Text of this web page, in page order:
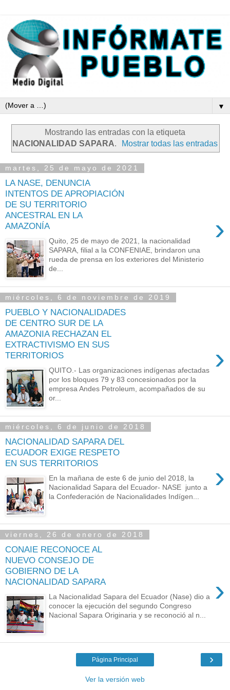
▼
Mostrando las entradas con la etiqueta
NACIONALIDAD SAPARA. Mostrar todas las entradas
martes, 25 de mayo de 2021
LA NASE, DENUNCIA
INTENTOS DE APROPIACIÓN
DE SU TERRITORIO
ANCESTRAL EN LA
AMAZONÍA
›
Quito, 25 de mayo de 2021, la nacionalidad
SAPARA, filial a la CONFENIAE, brindaron una
rueda de prensa en los exteriores del Ministerio
de...
miércoles, 6 de noviembre de 2019
PUEBLO Y NACIONALIDADES
DE CENTRO SUR DE LA
AMAZONIA RECHAZAN EL
EXTRACTIVISMO EN SUS
TERRITORIOS
›
QUITO.- Las organizaciones indígenas afectadas
por los bloques 79 y 83 concesionados por la
empresa Andes Petroleum, acompañados de su
or...
miércoles, 6 de junio de 2018
NACIONALIDAD SAPARA DEL
ECUADOR EXIGE RESPETO
EN SUS TERRITORIOS
›
En la mañana de este 6 de junio del 2018, la
Nacionalidad Sapara del Ecuador- NASE junto a
la Confederación de Nacionalidades Indígen...
viernes, 26 de enero de 2018
CONAIE RECONOCE AL
NUEVO CONSEJO DE
GOBIERNO DE LA
NACIONALIDAD SAPARA
›
La Nacionalidad Sapara del Ecuador (Nase) dio a
conocer la ejecución del segundo Congreso
Nacional Sapara Originaria y se reconoció al n...
›
Página Principal
Ver la versión web